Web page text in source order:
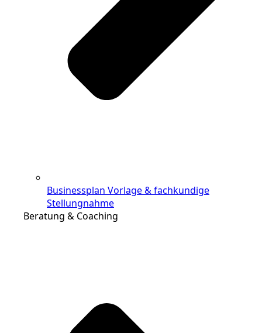
Businessplan Vorlage & fachkundige
Stellungnahme
Beratung & Coaching